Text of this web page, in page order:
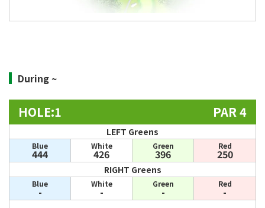
During ~
HOLE:1 PAR 4
LEFT Greens
Blue
444
White
426
Green
396
Red
250
RIGHT Greens
Blue
-
White
-
Green
-
Red
-